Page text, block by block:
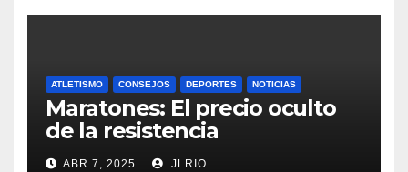
ATLETISMO CONSEJOS DEPORTES NOTICIAS
Maratones: El precio oculto
de la resistencia
ABR 7, 2025 JLRIO